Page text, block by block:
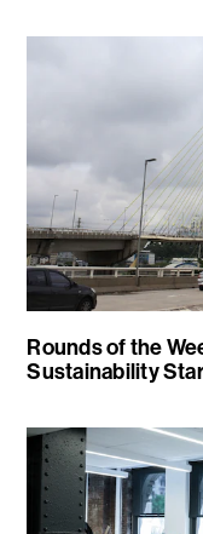
Rounds of the
Sustainability